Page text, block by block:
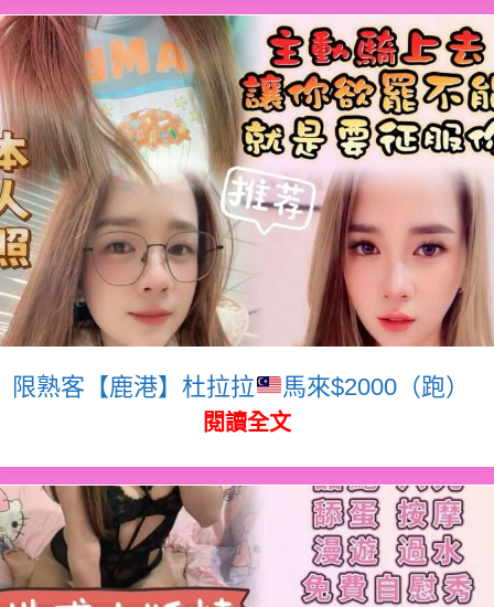
限熟客【鹿港】杜拉拉 馬來$2000（跑）
閱讀全文